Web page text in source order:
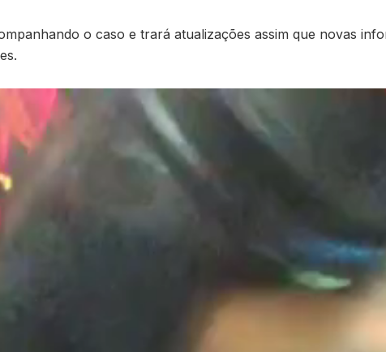
o caso e trará atualizações assim que novas